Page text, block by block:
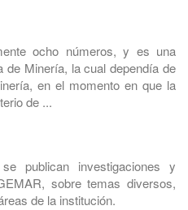
ocho números, y es una
de Minería, la cual dependía de
en el momento en que la
de ...
publican investigaciones y
sobre temas diversos,
de la institución.